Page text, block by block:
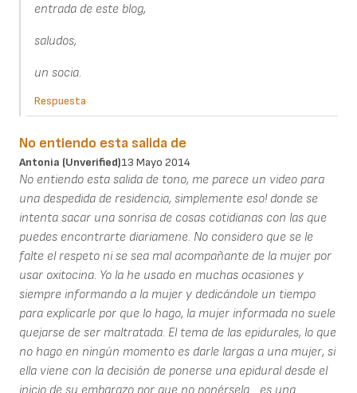
entrada de este blog,
saludos,
un socia.
Respuesta
No entiendo esta salida de
Antonia (unverified)13 Mayo 2014
No entiendo esta salida de tono, me parece un video para
una despedida de residencia, simplemente eso! donde se
intenta sacar una sonrisa de cosas cotidianas con las que
puedes encontrarte diariamene. No considero que se le
falte el respeto ni se sea mal acompañante de la mujer por
usar oxitocina. Yo la he usado en muchas ocasiones y
siempre informando a la mujer y dedicándole un tiempo
para explicarle por que lo hago, la mujer informada no suele
quejarse de ser maltratada. El tema de las epidurales, lo que
no hago en ningún momento es darle largas a una mujer, si
ella viene con la decisión de ponerse una epidural desde el